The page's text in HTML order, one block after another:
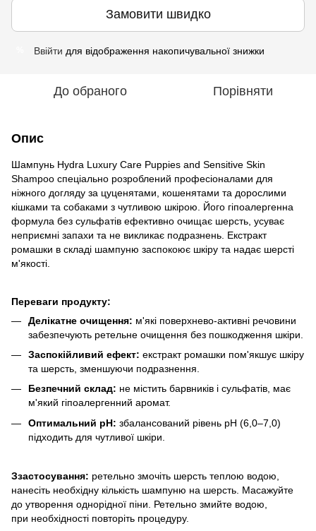
Замовити швидко
Ввійти для відображення накопичувальної знижки
До обраного Порівняти
Опис
Шампунь Hydra Luxury Care Puppies and Sensitive Skin
Shampoo спеціально розроблений професіоналами для
ніжного догляду за цуценятами, кошенятами та дорослими
кішками та собаками з чутливою шкірою. Його гіпоалергенна
формула без сульфатів ефективно очищає шерсть, усуває
неприємні запахи та не викликає подразнень. Екстракт
ромашки в складі шампуню заспокоює шкіру та надає шерсті
м'якості.
Переваги продукту:
Делікатне очищення: м'які поверхнево-активні речовини
забезпечують ретельне очищення без пошкодження шкіри.
Заспокійливий ефект: екстракт ромашки пом'якшує шкіру
та шерсть, зменшуючи подразнення.
Безпечний склад: не містить барвників і сульфатів, має
м'який гіпоалергенний аромат.
Оптимальний pH: збалансований рівень pH (6,0–7,0)
підходить для чутливої шкіри.
Ззастосування: ретельно змочіть шерсть теплою водою,
нанесіть необхідну кількість шампуню на шерсть. Масажуйте
до утворення однорідної піни. Ретельно змийте водою,
при необхідності повторіть процедуру.